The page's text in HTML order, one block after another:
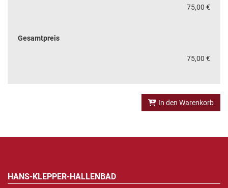
75,00 €
Gesamtpreis
75,00 €
In den Warenkorb
Hans-Klepper-Hallenbad